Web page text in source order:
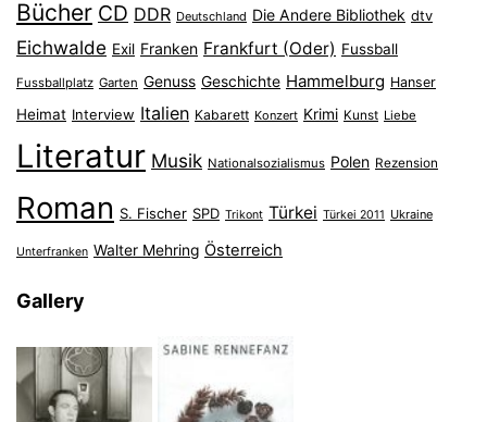
Bücher CD DDR Deutschland Die Andere Bibliothek dtv
Eichwalde Exil Franken Frankfurt (Oder) Fussball
Fussballplatz Garten Genuss Geschichte Hammelburg Hanser
Heimat Interview Italien Kabarett Konzert Krimi Kunst Liebe
Literatur Musik Nationalsozialismus Polen Rezension
Roman S. Fischer SPD Trikont Türkei Türkei 2011 Ukraine
Unterfranken Walter Mehring Österreich
Gallery